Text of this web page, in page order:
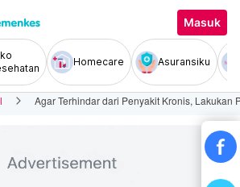
Masuk
Homecare Asuransiku
Agar Terhindar dari Penyakit Kronis, Lakukan